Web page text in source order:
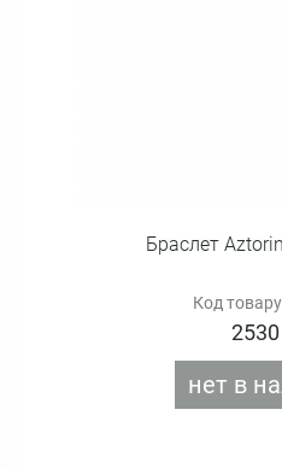
Браслет
Код
2530
нет в